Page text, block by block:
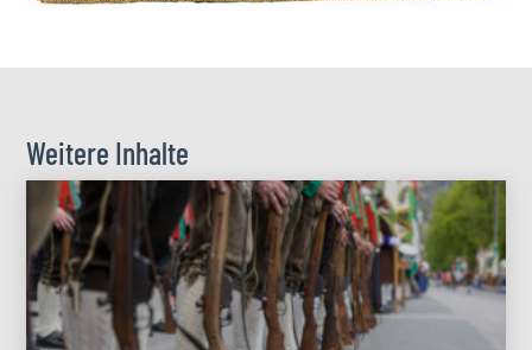
Weitere Inhalte